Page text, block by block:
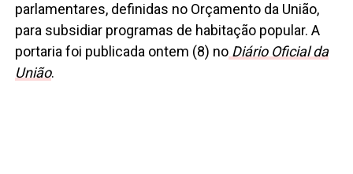
parlamentares, definidas no Orçamento da União,
para subsidiar programas de habitação popular. A
portaria foi publicada ontem (8) noDiário Oficial da
União.